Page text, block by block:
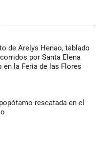
de Arelys Henao, tablado
por Santa Elena
en la Feria de las Flores
rescatada en el